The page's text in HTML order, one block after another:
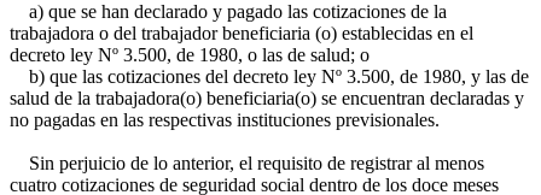
a) que se han declarado y pagado las cotizaciones de la
trabajadora o del trabajador beneficiaria (o) establecidas en el
decreto ley Nº 3.500, de 1980, o las de salud; o
b) que las cotizaciones del decreto ley Nº 3.500, de 1980, y las de
salud de la trabajadora(o) beneficiaria(o) se encuentran declaradas y
no pagadas en las respectivas instituciones previsionales.
Sin perjuicio de lo anterior, el requisito de registrar al menos
cuatro cotizaciones de seguridad social dentro de los doce meses